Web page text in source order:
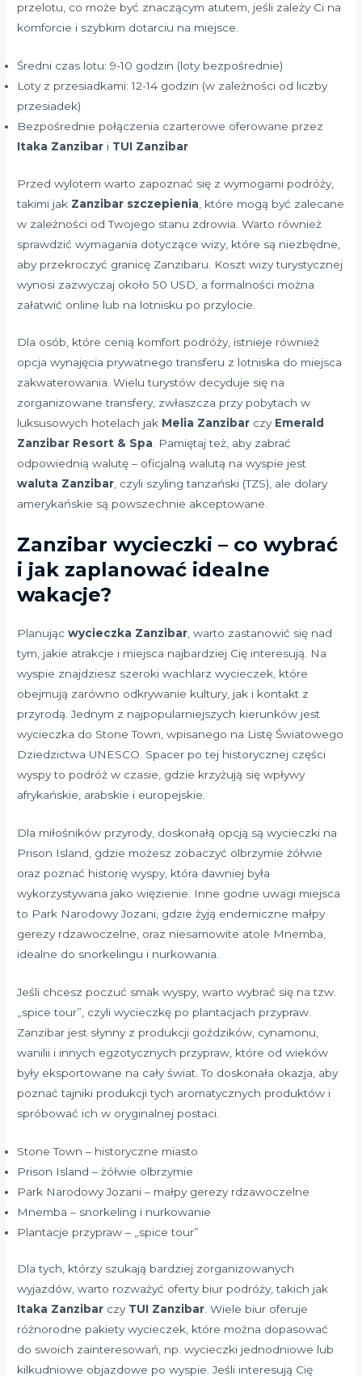
przelotu, co może być znaczącym atutem, jeśli zależy Ci na
komforcie i szybkim dotarciu na miejsce.
Średni czas lotu: 9-10 godzin (loty bezpośrednie)
Loty z przesiadkami: 12-14 godzin (w zależności od liczby
przesiadek)
Bezpośrednie połączenia czarterowe oferowane przez
Itaka Zanzibar i TUI Zanzibar
Przed wylotem warto zapoznać się z wymogami podróży,
takimi jak Zanzibar szczepienia , które mogą być zalecane
w zależności od Twojego stanu zdrowia. Warto również
sprawdzić wymagania dotyczące wizy, które są niezbędne,
aby przekroczyć granicę Zanzibaru. Koszt wizy turystycznej
wynosi zazwyczaj około 50 USD, a formalności można
załatwić online lub na lotnisku po przylocie.
Dla osób, które cenią komfort podróży, istnieje również
opcja wynajęcia prywatnego transferu z lotniska do miejsca
zakwaterowania. Wielu turystów decyduje się na
zorganizowane transfery, zwłaszcza przy pobytach w
luksusowych hotelach jak Melia Zanzibar czy Emerald
Zanzibar Resort & Spa. Pamiętaj też, aby zabrać
odpowiednią walutę – oficjalną walutą na wyspie jest
waluta Zanzibar, czyli szyling tanzański (TZS), ale dolary
amerykańskie są powszechnie akceptowane.
Zanzibar wycieczki – co wybrać
i jak zaplanować idealne
wakacje?
Planującwycieczka Zanzibar, warto zastanowić się nad
tym, jakie atrakcje i miejsca najbardziej Cię interesują. Na
wyspie znajdziesz szeroki wachlarz wycieczek, które
obejmują zarówno odkrywanie kultury, jak i kontakt z
przyrodą. Jednym z najpopularniejszych kierunków jest
wycieczka do Stone Town, wpisanego na Listę Światowego
Dziedzictwa UNESCO. Spacer po tej historycznej części
wyspy to podróż w czasie, gdzie krzyżują się wpływy
afrykańskie, arabskie i europejskie.
Dla miłośników przyrody, doskonałą opcją są wycieczki na
Prison Island, gdzie możesz zobaczyć olbrzymie żółwie
oraz poznać historię wyspy, która dawniej była
wykorzystywana jako więzienie. Inne godne uwagi miejsca
to Park Narodowy Jozani, gdzie żyją endemiczne małpy
gerezy rdzawoczelne, oraz niesamowite atole Mnemba,
idealne do snorkelingu i nurkowania.
Jeśli chcesz poczuć smak wyspy, warto wybrać się na tzw.
„spice tour”, czyli wycieczkę po plantacjach przypraw.
Zanzibar jest słynny z produkcji goździków, cynamonu,
wanilii i innych egzotycznych przypraw, które od wieków
były eksportowane na cały świat. To doskonała okazja, aby
poznać tajniki produkcji tych aromatycznych produktów i
spróbować ich w oryginalnej postaci.
Stone Town – historyczne miasto
Prison Island – żółwie olbrzymie
Park Narodowy Jozani – małpy gerezy rdzawoczelne
Mnemba – snorkeling i nurkowanie
Plantacje przypraw – „spice tour”
Dla tych, którzy szukają bardziej zorganizowanych
wyjazdów, warto rozważyć oferty biur podróży, takich jak
Itaka Zanzibar czy TUI Zanzibar. Wiele biur oferuje
różnorodne pakiety wycieczek, które można dopasować
do swoich zainteresowań, np. wycieczki jednodniowe lub
kilkudniowe objazdowe po wyspie. Jeśli interesują Cię